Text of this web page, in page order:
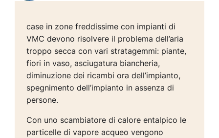
case in zone freddissime con impianti di
VMC devono risolvere il problema dell’aria
troppo secca con vari stratagemmi: piante,
fiori in vaso, asciugatura biancheria,
diminuzione dei ricambi ora dell’impianto,
spegnimento dell’impianto in assenza di
persone.
Con uno scambiatore di calore entalpico le
particelle di vapore acqueo vengono